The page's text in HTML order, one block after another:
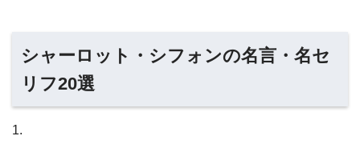
シャーロット・シフォンの名言・名セ
リフ20選
1.